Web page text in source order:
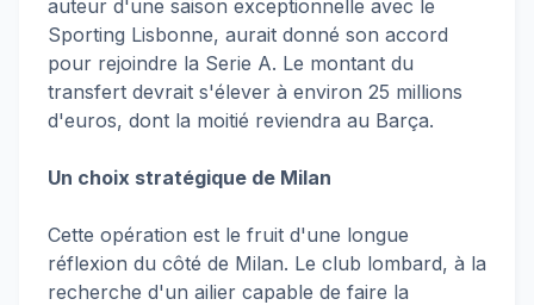
auteur d'une saison exceptionnelle avec le
Sporting Lisbonne, aurait donné son accord
pour rejoindre la Serie A. Le montant du
transfert devrait s'élever à environ 25 millions
d'euros, dont la moitié reviendra au Barça.
Un choix stratégique de Milan
Cette opération est le fruit d'une longue
réflexion du côté de Milan. Le club lombard, à la
recherche d'un ailier capable de faire la